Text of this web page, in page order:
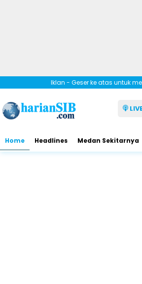
Iklan - Geser ke atas untuk
Home Headlines Medan Sekitarnya